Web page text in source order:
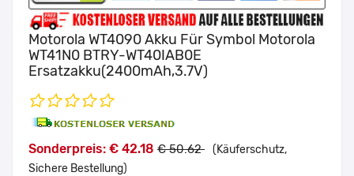
Motorola WT4090 Akku Für Symbol Motorola
WT41N0 BTRY-WT40IAB0E
Ersatzakku(2400mAh,3.7V)
Sonderpreis: € 42.18 € 50.62 (Käuferschutz,
Sichere Bestellung)